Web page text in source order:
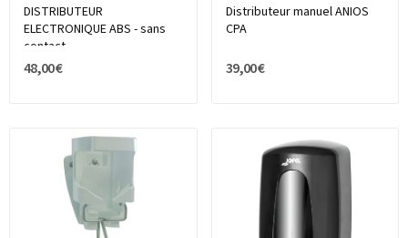
DISTRIBUTEUR
ELECTRONIQUE ABS - sans
contact
48,00 €
Distributeur manuel ANIOS
CPA
39,00 €